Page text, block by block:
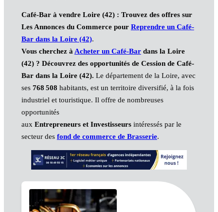
Café-Bar à vendre Loire (42) : Trouvez des offres sur
Les Annonces du Commerce pour Reprendre un Café-
Bar dans la Loire (42).
Vous cherchez àAcheter un Café-Bardans la Loire
(42) ? Découvrez des opportunités de Cession de Café-
Bar dans la Loire (42). Le département de la Loire, avec
ses 768 508 habitants, est un territoire diversifié, à la fois
industriel et touristique. Il offre de nombreuses
opportunités
aux Entrepreneurs et Investisseursintéressés par le
secteur des fond de commerce de Brasserie.